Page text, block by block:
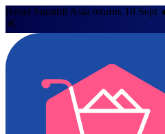
Retail Summit Asia returns 10